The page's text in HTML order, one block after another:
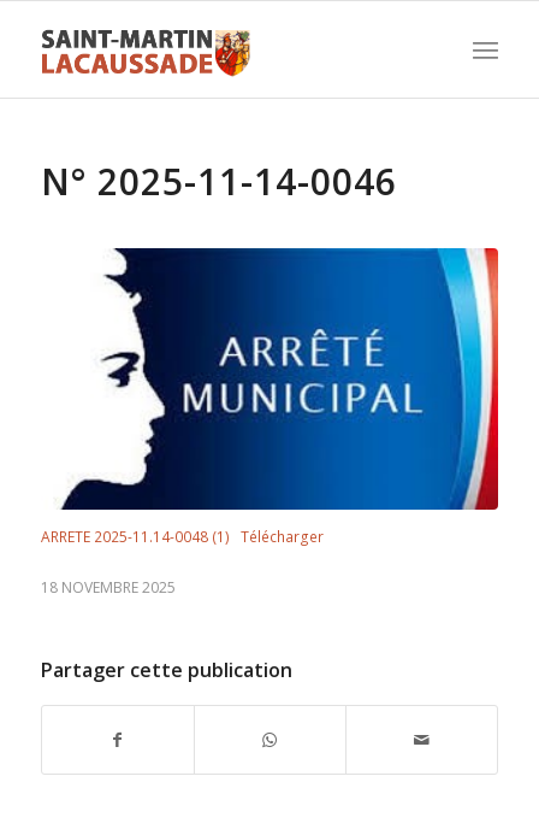
N° 2025-11-14-0046
ARRETE 2025-11.14-0048 (1) Télécharger
18 NOVEMBRE 2025
Partager cette publication